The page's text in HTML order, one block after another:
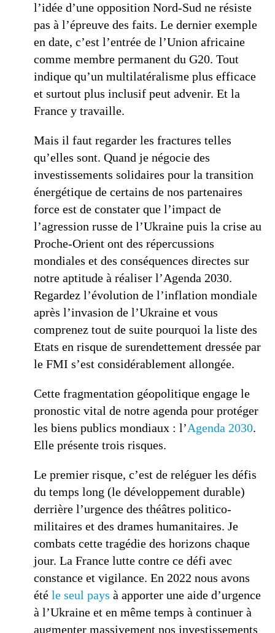
l’idée d’une opposition Nord-Sud ne résiste
pas à l’épreuve des faits. Le dernier exemple
en date, c’est l’entrée de l’Union africaine
comme membre permanent du G20. Tout
indique qu’un multilatéralisme plus efficace
et surtout plus inclusif peut advenir. Et la
France y travaille.
Mais il faut regarder les fractures telles
qu’elles sont. Quand je négocie des
investissements solidaires pour la transition
énergétique de certains de nos partenaires
force est de constater que l’impact de
l’agression russe de l’Ukraine puis la crise au
Proche-Orient ont des répercussions
mondiales et des conséquences directes sur
notre aptitude à réaliser l’Agenda 2030.
Regardez l’évolution de l’inflation mondiale
après l’invasion de l’Ukraine et vous
comprenez tout de suite pourquoi la liste des
Etats en risque de surendettement dressée par
le FMI s’est considérablement allongée.
Cette fragmentation géopolitique engage le
pronostic vital de notre agenda pour protéger
les biens publics mondiaux : l’Agenda 2030.
Elle présente trois risques.
Le premier risque, c’est de reléguer les défis
du temps long (le développement durable)
derrière l’urgence des théâtres politico-
militaires et des drames humanitaires. Je
combats cette tragédie des horizons chaque
jour. La France lutte contre ce défi avec
constance et vigilance. En 2022 nous avons
été le seul pays à apporter une aide d’urgence
à l’Ukraine et en même temps à continuer à
augmenter massivement nos investissements